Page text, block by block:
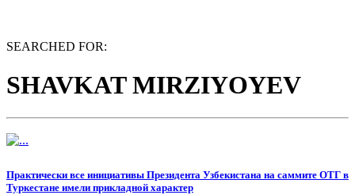
SEARCHED FOR:
SHAVKAT MIRZIYOYEV
Практически все инициативы Президента Узбекистана на саммите ОТГ в
Туркестане имели прикладной характер